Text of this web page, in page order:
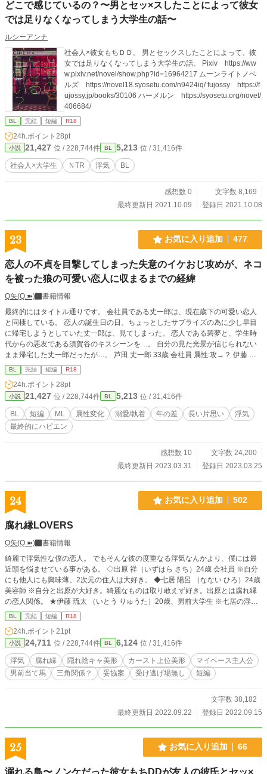
どこで感じているの？〜男とセッ×スしたことによって彼女
では足りなくなってしまう大学生の話〜
ルシーアンナ
社会人×彼女もちＤＤ。 男とセックスしたことによって、彼
女では足りなくなってしまう大学生の話。 Pixiv https://ww
w.pixiv.net/novel/show.php?id=16964217 ムーンライトノベ
ルズ https://novel18.syosetu.com/n9424iq/ fujossy https://f
ujossy.jp/books/30106 ハーメルン https://syosetu.org/novel/
406684/
BL 完結 短編 R18
24h.ポイント 28pt
小説 21,427 位 / 228,744件 BL 5,213 位 / 31,416件
社会人×大学生 ＮTR 浮気 BL
感想数 0
文字数 8,169
最終更新日 2021.10.09
登録日 2021.10.08
23 お気に入り追加 477
恋人の不貞を目撃してしまった失意のイケおじ攻めが、ネコ
を被った狼の可愛い恋人に収まるまでの経緯
Q矢(Q.➽)
書籍情報
最終的にはタイトル通りです。 会社員である丈一郎は、現在歳下の可愛い恋人
と同棲している。 恋人の誕生日の日、ちょっとしたサプライズの為に少し早目
に帰宅しようとしていた丈一郎は、見てしまった。 恋人である碧夢と、学生時
代からの悪友である須賀谷のキスシーンを…。 自分の見た光景が信じられない
まま帰宅した丈一郎だったが…。 芦田 丈一郎 33歳 会社員 属性:攻→？ 伊藤 碧
夢 24歳（作中で25に） 在宅ワーク 属性:受→？ 須賀谷 頼斗 33歳 販売業 属
性:？？ （芦田の大学時代からの友人）
BL 完結 短編 R18
24h.ポイント 28pt
小説 21,427 位 / 228,744件 BL 5,213 位 / 31,416件
BL 短編 ML 属性変化 溺愛/執着 年の差 長い片思い
浮気
最終的にハピエン
感想数 10
文字数 24,200
最終更新日 2023.03.31
登録日 2023.03.25
24 お気に入り追加 502
腐れ縁LOVERS
Q矢(Q.➽)
書籍情報
綺麗で浮気性な僕の恋人。 でもそんな彼の度重なる浮気なんかより、僕には最
近頭を悩ませている事がある。 ◇出原 祥（いずはら さち）24歳 会社員 ※自分
にも他人にも興味薄。2次元の住人は大好き。 ◆七居 陽呂 （なない ひろ）24歳
美容師 ※自分と出原が大好き。綺麗なものは取り敢えず好き。出原とは腐れ縁
の恋人関係。 ★伊藤 琉太 （いとう りゅうた）20歳、男前大学生 ※七居の浮気
相手になってた最中に帰ってきた出原に一目惚れ。 七居はまあまあ好きだが出
原はもっと好き。何とか出原を奪いたい。 9/22、出原父視点の前後編追加しま
した。本作品はこれにて完結です。 ありがとうございました。
BL 完結 短編 R18
24h.ポイント 21pt
小説 24,711 位 / 228,744件 BL 6,124 位 / 31,416件
浮気 腐れ縁 隠れ陰キャ美形 カースト上位美形
マイペース主人公
男前当て馬
三角関係？ 妥協案 受け逃げ場無し 短編
文字数 38,182
最終更新日 2022.09.22
登録日 2022.09.15
25 お気に入り追加 66
溺れる鳥〜ノンケだった彼女もちDDが友人の彼氏とセッ×